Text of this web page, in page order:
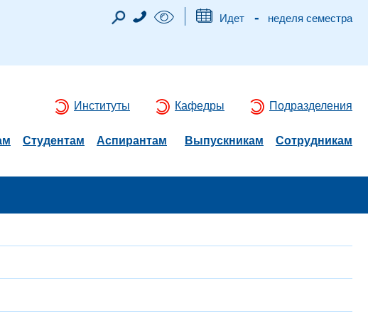
Идет - неделя семестра
Институты Кафедры Подразделения
Студентам Аспирантам Выпускникам Сотрудникам